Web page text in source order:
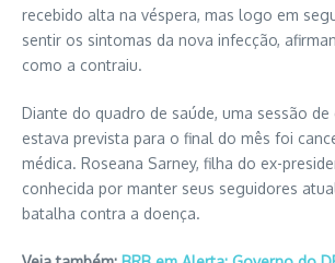
recebido alta na véspera, mas logo em
sentir os sintomas da nova infecção,
como a contraiu.
Diante do quadro de saúde, uma sessão
estava prevista para o final do mês foi
médica. Roseana Sarney, filha do ex-
conhecida por manter seus seguidores
batalha contra a doença.